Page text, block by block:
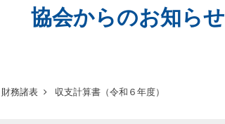
協会からのお知らせ
財務諸表 収支計算書（令和６年度）